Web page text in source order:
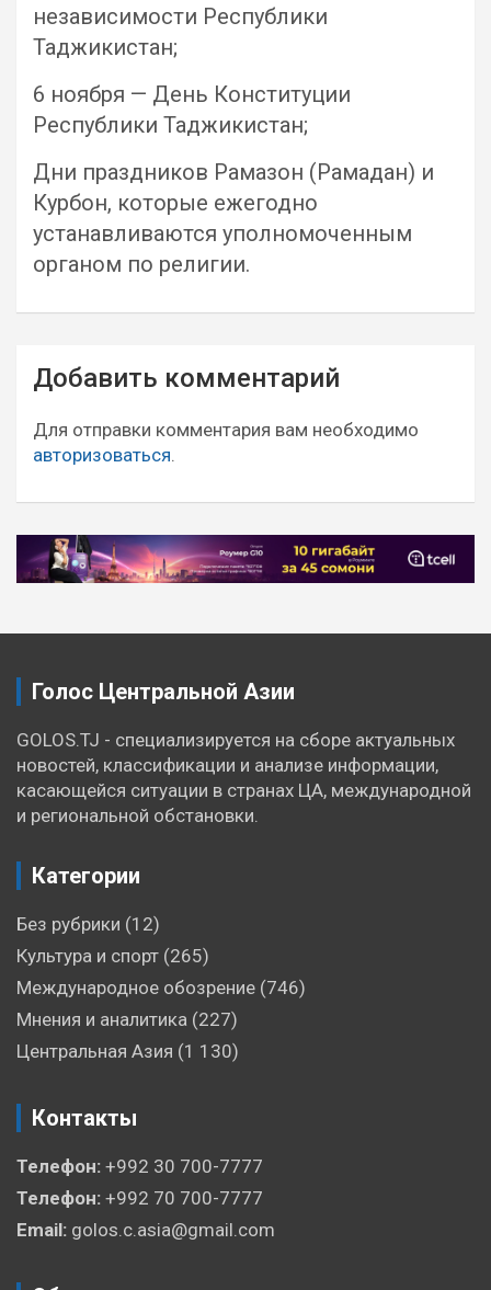
независимости Республики
Таджикистан;
6 ноября — День Конституции
Республики Таджикистан;
Дни праздников Рамазон (Рамадан) и
Курбон, которые ежегодно
устанавливаются уполномоченным
органом по религии.
Навигация
по
записям
Добавить комментарий
Для отправки комментария вам необходимо
авторизоваться.
Голос Центральной Азии
GOLOS.TJ - специализируется на сборе актуальных
новостей, классификации и анализе информации,
касающейся ситуации в странах ЦА, международной
и региональной обстановки.
Категории
Без рубрики (12)
Культура и спорт (265)
Международное обозрение (746)
Мнения и аналитика (227)
Центральная Азия (1 130)
Контакты
Телефон: +992 30 700-7777
Телефон: +992 70 700-7777
Email: golos.c.asia@gmail.com